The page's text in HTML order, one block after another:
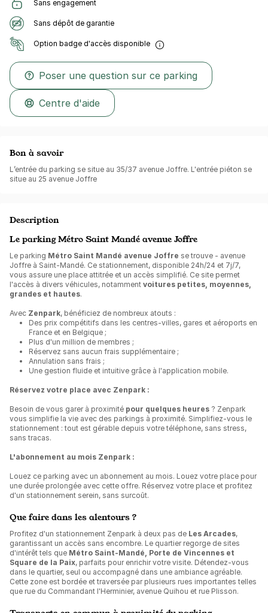
Sans engagement
Sans dépôt de garantie
Option badge d'accès disponible
Poser une question sur ce parking
Centre d'aide
Bon à savoir
L’entrée du parking se situe au 35/37 avenue Joffre. L'entrée piéton se
situe au 25 avenue Joffre
Description
Le parking Métro Saint Mandé avenue Joffre
Le parking Métro Saint Mandé avenue Joffre se trouve - avenue
Joffre à Saint-Mandé. Ce stationnement, disponible 24h/24 et 7j/7,
vous assure une place attitrée et un accès simplifié. Ce site permet
l'accès à divers véhicules, notamment voitures petites, moyennes,
grandes et hautes.
Avec Zenpark, bénéficiez de nombreux atouts :
Des prix compétitifs dans les centres-villes, gares et aéroports en
France et en Belgique ;
Plus d'un million de membres ;
Réservez sans aucun frais supplémentaire ;
Annulation sans frais ;
Une gestion fluide et intuitive grâce à l'application mobile.
Réservez votre place avec Zenpark :
Besoin de vous garer à proximité pour quelques heures ? Zenpark
vous simplifie la vie avec des parkings à proximité. Simplifiez-vous le
stationnement : tout est gérable depuis votre téléphone, sans stress,
sans tracas.
L'abonnement au mois Zenpark :
Louez ce parking avec un abonnement au mois. Louez votre place pour
une durée prolongée avec cette offre. Réservez votre place et profitez
d'un stationnement serein, sans surcoût.
Que faire dans les alentours ?
Profitez d'un stationnement Zenpark à deux pas de Les Arcades,
garantissant un accès sans encombre. Le quartier regorge de sites
d'intérêt tels que Métro Saint-Mandé, Porte de Vincennes et
Square de la Paix, parfaits pour enrichir votre visite. Détendez-vous
dans le quartier, seul ou accompagné dans une ambiance agréable.
Cette zone est bordée et traversée par plusieurs rues importantes telles
que rue du Commandant l'Herminier, avenue Quihou et rue Plisson.